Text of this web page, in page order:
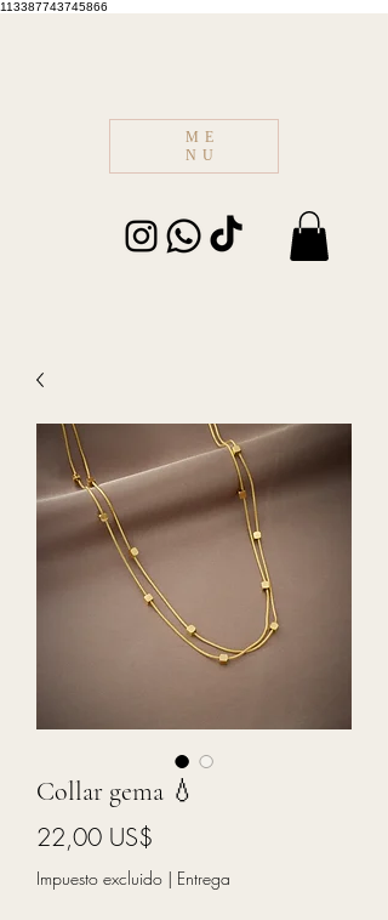
113387743745866
ME
NU
Collar gema 💧
22,00 US$
Impuesto excluido | Entrega